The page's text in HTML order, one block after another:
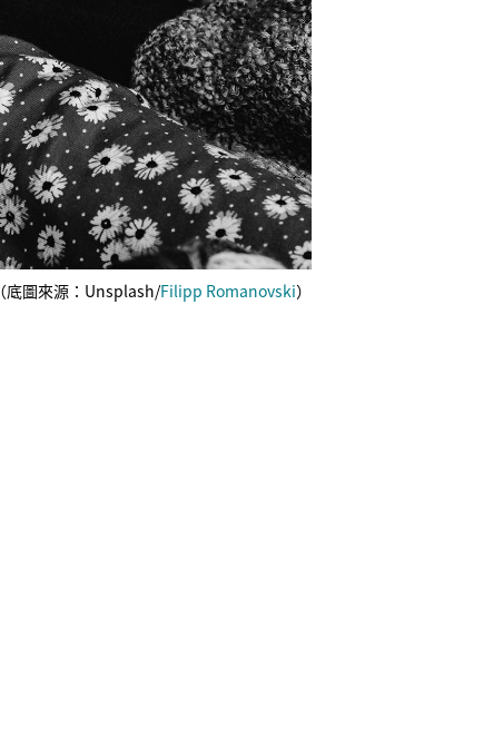
（底圖來源：Unsplash/Filipp Romanovski）